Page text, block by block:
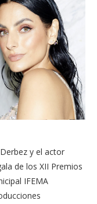
y el actor
de los XII Premios
IFEMA